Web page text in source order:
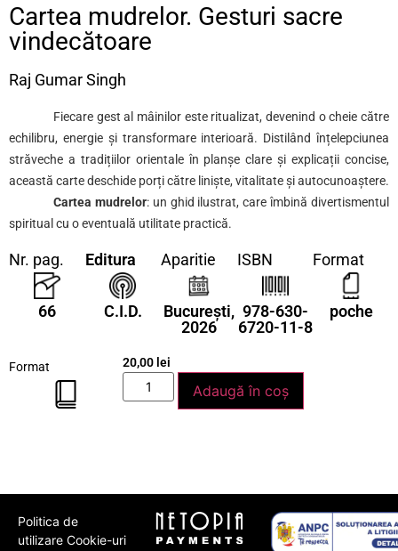
Cartea mudrelor. Gesturi sacre
vindecătoare
Raj Gumar Singh
Fiecare gest al mâinilor este ritualizat, devenind o cheie către
echilibru, energie și transformare interioară. Distilând înțelepciunea
străveche a tradițiilor orientale în planșe clare și explicații concise,
această carte deschide porți către liniște, vitalitate și autocunoaștere.
Cartea mudrelor: un ghid ilustrat, care îmbină divertismentul
spiritual cu o eventuală utilitate practică.
Nr. pag.
66
Editura
C.I.D.
Aparitie
București,
2026
ISBN
978-630-
6720-11-8
Format
poche
Format 20,00 lei
Adaugă în coș
Politica de
utilizare Cookie-uri